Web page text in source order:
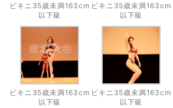
ビキニ35歳未満163cm
以下級
ビキニ35歳未満163cm
以下級
ビキニ35歳未満163cm
以下級
ビキニ35歳未満163cm
以下級